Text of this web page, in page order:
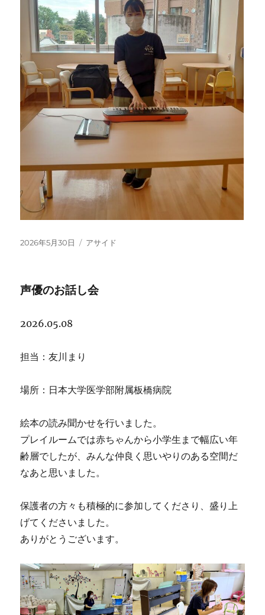
投
2026年5月30日
フ
ッ
アサイド
声優のお話し会
2026.05.08
担当：友川まり
場所：日本大学医学部附属板橋病院
絵本の読み聞かせを行いました。
プレイルームでは赤ちゃんから小学生まで幅広い年
齢層でしたが、みんな仲良く思いやりのある空間だ
なあと思いました。
保護者の方々も積極的に参加してくださり、盛り上
げてくださいました。
ありがとうございます。